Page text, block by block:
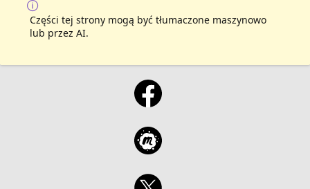
Części tej strony mogą być tłumaczone maszynowo
lub przez AI.